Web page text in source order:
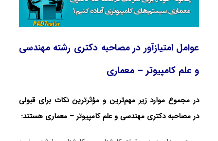
عوامل امتیازآور در مصاحبه دکتری رشته مهندسی
و علم کامپیوتر – معماری
در مجموع موارد زیر مهم‌ترین و مؤثرترین نکات برای قبولی
در مصاحبه دکتری مهندسی و علم کامپیوتر – معماری هستند: